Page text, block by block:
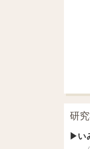
研
い